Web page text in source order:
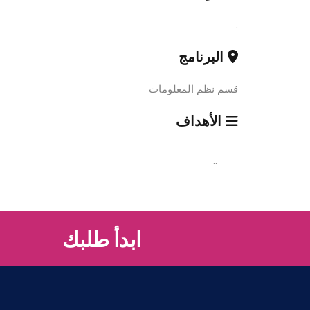
.
البرنامج
قسم نظم المعلومات
الأهداف
..
ابدأ طلبك